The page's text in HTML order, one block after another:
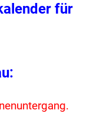
für